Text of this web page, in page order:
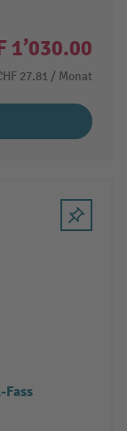
1’030.00
27.81 / Monat
Fass